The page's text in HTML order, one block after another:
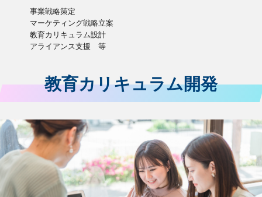
事業戦略策定
マーケティング戦略立案
教育カリキュラム設計
アライアンス支援 等
教育カリキュラム開発